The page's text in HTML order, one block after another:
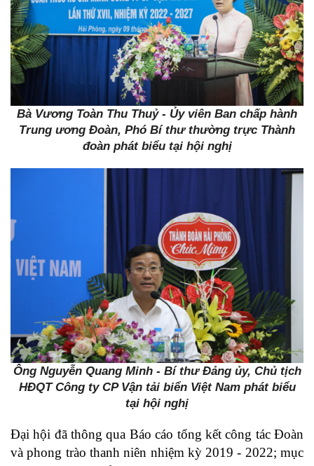
Bà Vương Toàn Thu Thuỷ - Ủy viên Ban chấp hành
Trung ương Đoàn, Phó Bí thư thường trực Thành
đoàn phát biểu tại hội nghị
Ông Nguyễn Quang Minh - Bí thư Đảng ủy, Chủ tịch
HĐQT Công ty CP Vận tải biển Việt Nam phát biểu
tại hội nghị
Đại hội đã thông qua Báo cáo tổng kết công tác Đoàn
và phong trào thanh niên nhiệm kỳ 2019 - 2022; mục